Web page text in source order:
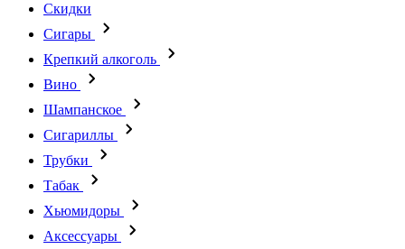
Скидки
Сигары
Крепкий алкоголь
Вино
Шампанское
Сигариллы
Трубки
Табак
Хьюмидоры
Аксессуары